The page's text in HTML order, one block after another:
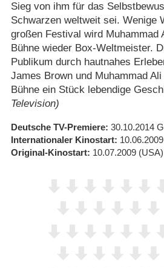
Sieg von ihm für das
Schwarzen weltweit sei. Wenige
großen Festival wird Muhammad
Bühne wieder Box-Weltmeister.
Publikum durch hautnahes
James Brown und Muhammad
Bühne ein Stück lebendige
Television)
Deutsche TV-Premiere 30.10.2014
Internationaler Kinostart 10.06.2009
Original-Kinostart 10.07.2009 (USA)